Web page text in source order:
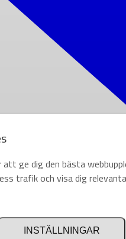
ge dig den bästa
trafik och visa dig
INSTÄLLNINGAR